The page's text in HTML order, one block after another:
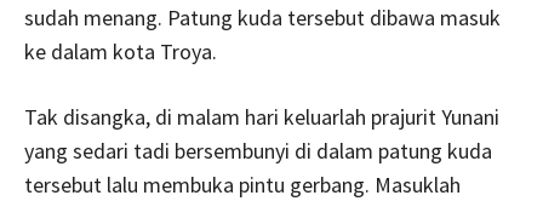
sudah menang. Patung kuda tersebut dibawa masuk
ke dalam kota Troya.
Tak disangka, di malam hari keluarlah prajurit Yunani
yang sedari tadi bersembunyi di dalam patung kuda
tersebut lalu membuka pintu gerbang. Masuklah